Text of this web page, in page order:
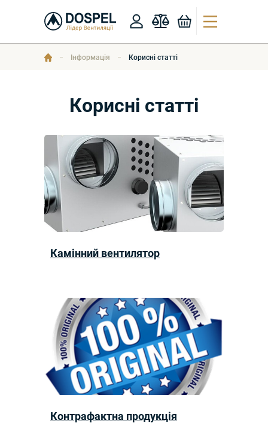
Інформація Корисні статті
Корисні статті
Камінний вентилятор
Контрафактна продукція